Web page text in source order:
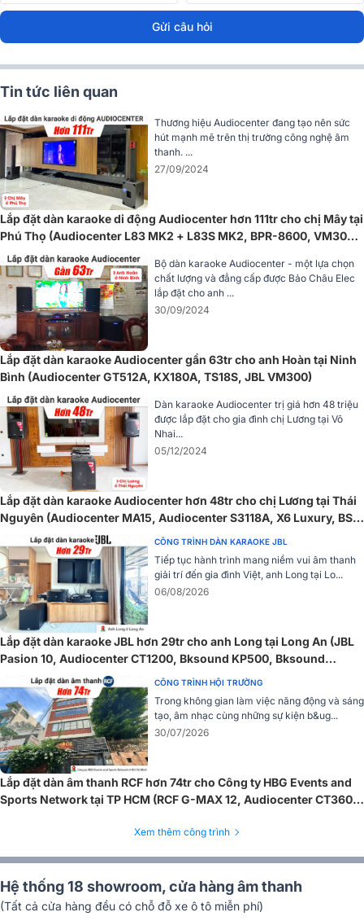
tượng sinh nhiệt và tăng hiệu quả năng lượng, đảm bảo hoạt động
ổn định ngay cả khi vận hành liên tục. Công nghệ này cũng giúp
thanh trong trẻo và chân thực.
=> Xem thêm:Cục đẩy Audiocenter
Hệ thống bảo vệ toàn diện
Cũng như các sản phẩm khác thuộc dòng CT, CT3600 cũng được
tránh hư hỏng khi xảy ra sự cố, bảo vệ DC và bảo vệ quá nhiệt, đảm
bảo độ bền lâu dài cho loa và thiết bị,.. Tất cả tính năng bảo vệ đảm
bảo sản phẩm được hoạt động một cách hoàn hảo, bền bỉ trong thời
gian dài và giảm thiểu các tổn hại thấp nhất có thể.
Chất lượng âm thanh đỉnh cao với VLTM crossover
CT3600 sử dụng mạch VLTM crossover với độ dốc 12dB/octave,
điểm cắt 120Hz, mang đến khả năng tái tạo âm thanh sống động và
cân bằng. Điều này đặc biệt phù hợp khi kết hợp với các hệ thống
loa bass tạo nên những dải âm trầm sâu lắng và giàu năng lượng.
điểm kiểm tra chất lượng theo tiêu chuẩn ISO9001. Ngoài ra, thiết bị
còn được thử nghiệm bởi các máy móc hiện đại như Audio
Precision, máy kiểm tra rung động, máy kiểm tra nhiệt độ cao/thấp,
đảm bảo khả năng vận hành bền bỉ và ổn định lâu dài.
Gửi câu hỏi
Tin tức liên quan
Thương hiệu Audiocenter đang tạo nên sức
hút mạnh mẽ trên thị trường công nghệ âm
thanh. ...
27/09/2024
Lắp đặt dàn karaoke di động Audiocenter hơn 111tr cho chị Mây tại
Phú Thọ (Audiocenter L83 MK2 + L83S MK2, BPR-8600, VM300,
…)
Bộ dàn karaoke Audiocenter - một lựa chọn
chất lượng và đẳng cấp được Bảo Châu Elec
lắp đặt cho anh ...
30/09/2024
Lắp đặt dàn karaoke Audiocenter gần 63tr cho anh Hoàn tại Ninh
Bình (Audiocenter GT512A, KX180A, TS18S, JBL VM300)
Dàn karaoke Audiocenter trị giá hơn 48 triệu
được lắp đặt cho gia đình chị Lương tại Võ
Nhai...
05/12/2024
Lắp đặt dàn karaoke Audiocenter hơn 48tr cho chị Lương tại Thái
Nguyên (Audiocenter MA15, Audiocenter S3118A, X6 Luxury, BS-
790S,…)
CÔNG TRÌNH DÀN KARAOKE JBL
Tiếp tục hành trình mang niềm vui âm thanh
giải trí đến gia đình Việt, anh Long tại Lo...
06/08/2026
Lắp đặt dàn karaoke JBL hơn 29tr cho anh Long tại Long An (JBL
Pasion 10, Audiocenter CT1200, Bksound KP500, Bksound
SW212, BCE U900 Plus X)
CÔNG TRÌNH HỘI TRƯỜNG
Trong không gian làm việc năng động và sáng
tạo, âm nhạc cùng những sự kiện b&ug...
30/07/2026
Lắp đặt dàn âm thanh RCF hơn 74tr cho Công ty HBG Events and
Sports Network tại TP HCM (RCF G-MAX 12, Audiocenter CT3600,
Xem thêm công trình
Hệ thống 18 showroom, cửa hàng âm thanh
(Tất cả cửa hàng đều có chỗ đỗ xe ô tô miễn phí)